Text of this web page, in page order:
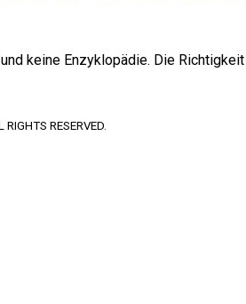
keine Enzyklopädie. Die
RESERVED.